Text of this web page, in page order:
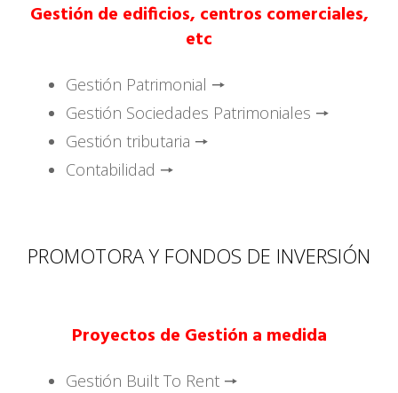
Gestión de edificios, centros comerciales,
etc
Gestión Patrimonial 🠖
Gestión Sociedades Patrimoniales 🠖
Gestión tributaria 🠖
Contabilidad 🠖
PROMOTORA Y FONDOS DE INVERSIÓN
Proyectos de Gestión a medida
Gestión Built To Rent 🠖